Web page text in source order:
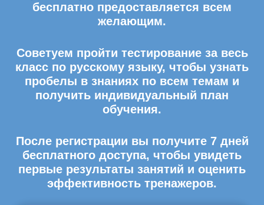
бесплатно предоставляется всем
желающим.
Советуем пройти тестирование за весь
класс по русскому языку, чтобы узнать
пробелы в знаниях по всем темам и
получить индивидуальный план
обучения.
После регистрации вы получите 7 дней
бесплатного доступа, чтобы увидеть
первые результаты занятий и оценить
эффективность тренажеров.